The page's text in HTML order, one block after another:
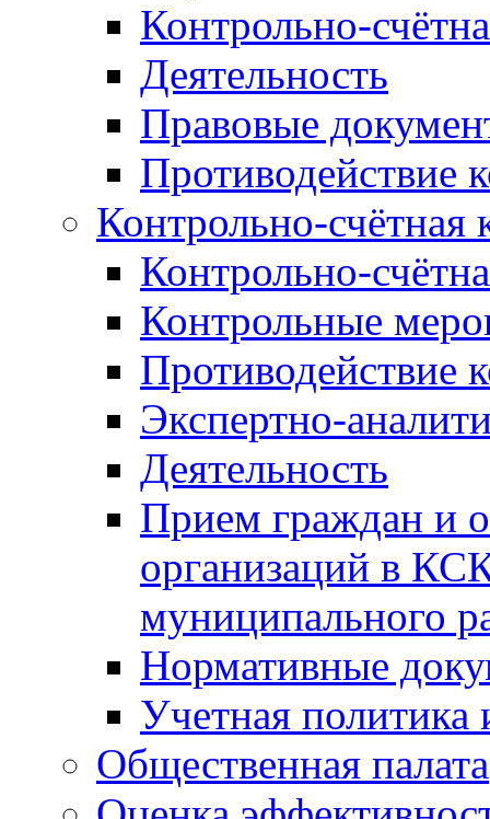
Контрольно-
Деятельность
Правовые
Противодействие
Контрольно-счётная
Контрольно-
Контрольные
Противодействие
Экспертно-
Деятельность
Прием граждан и
организаций в
муниципального
Нормативные
Учетная политика
Общественная палата